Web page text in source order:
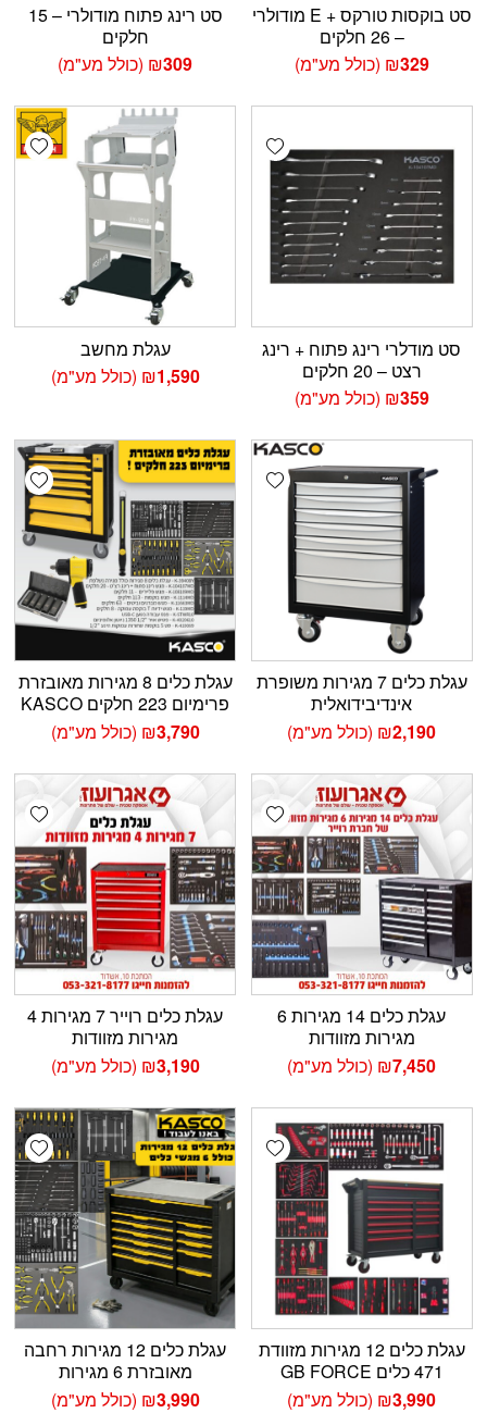
סט בוקסות טורקס + E מודולרי
– 26 חלקים
₪329 (כולל מע"מ)
סט רינג פתוח מודולרי – 15
חלקים
₪309 (כולל מע"מ)
Add wishlist
סט מודלרי רינג פתוח + רינג
רצט – 20 חלקים
₪359 (כולל מע"מ)
עגלת מחשב
₪1,590 (כולל מע"מ)
Add wishlist
עגלת כלים 7 מגירות משופרת
אינדיבידואלית
₪2,190 (כולל מע"מ)
עגלת כלים 8 מגירות מאובזרת
פרימיום 223 חלקים KASCO
₪3,790 (כולל מע"מ)
Add wishlist
עגלת כלים 14 מגירות 6
מגירות מזוודות
₪7,450 (כולל מע"מ)
עגלת כלים רוייר 7 מגירות 4
מגירות מזוודות
₪3,190 (כולל מע"מ)
Add wishlist
עגלת כלים 12 מגירות מזוודת
471 כלים GB FORCE
₪3,990 (כולל מע"מ)
עגלת כלים 12 מגירות רחבה
מאובזרת 6 מגירות
₪3,990 (כולל מע"מ)